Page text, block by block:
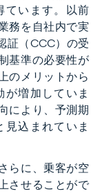
ています。以前
務を自社内で実
証（CCC）の受
基準の必要性が
のメリットから
増加していま
により、予測期
込まれていま
らに、乗客が空
させることがで